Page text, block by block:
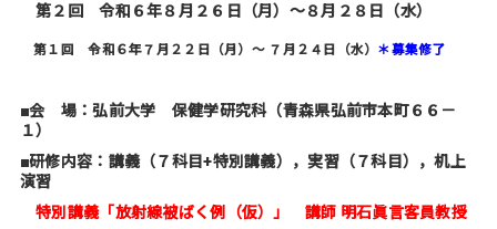
第２回 令和６年８月２６日（月）～８月２８日（水）
第１回 令和６年７月２２日（月）～ ７月２４日（水） ＊募集修了
■会 場：弘前大学 保健学研究科（青森県弘前市本町６６－
１）
■研修内容：講義（７科目+特別講義），実習（７科目），机上
演習
特別講義「放射線被ばく例（仮）」 講師 明石眞言客員教授